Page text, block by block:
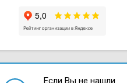
Если Вы не нашли